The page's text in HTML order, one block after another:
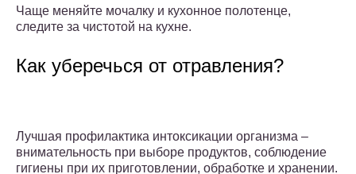
Чаще меняйте мочалку и кухонное полотенце,
следите за чистотой на кухне.
Как уберечься от отравления?
Лучшая профилактика интоксикации организма –
внимательность при выборе продуктов, соблюдение
гигиены при их приготовлении, обработке и хранении.